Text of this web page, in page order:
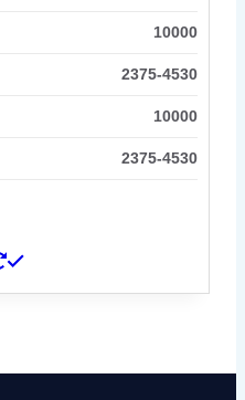
10000
2375-4530
10000
2375-4530